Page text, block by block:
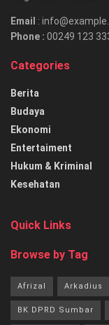
Email :
Phone : 00249 123
Categories
Berita
Budaya
Ekonomi
Entertaiment
Hukum & Kriminal
Kesehatan
Quick Links
Browse by Tag
Afrizal Arkadius
BK DPRD Sumbar